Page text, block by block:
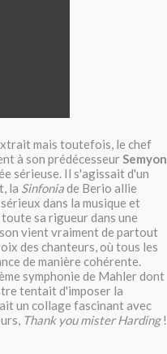
mais toutefois, le chef
à son prédécesseurSemyon
sérieuse. Il s'agissait d'un
la Sinfoniade Berio allie
dans la musique et
sa rigueur dans une
vient vraiment de partout
des chanteurs, où tous les
de manière cohérente.
symphonie de Mahler dont
tentait d'imposer la
un collage fascinant avec
Thank you mister Harding!